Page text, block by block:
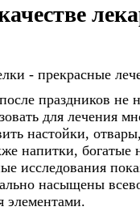
праздников не
для лечения
настойки,
напитки, богатые
исследования
насыщены
элементами.